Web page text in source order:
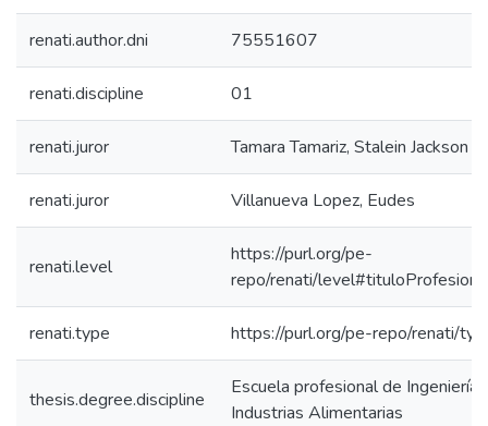
renati.author.dni 75551607
renati.discipline 01
renati.juror Tamara Tamariz, Stalein Jackson
renati.juror Villanueva Lopez, Eudes
renati.level
https://purl.org/pe-
repo/renati/
renati.type https://purl.org/pe-repo/renati/
thesis.degree.discipline
Escuela profesional de Ingeniería
Industrias Alimentarias